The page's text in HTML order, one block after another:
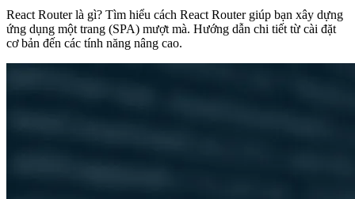
React Router là gì? Tìm hiểu cách React Router giúp bạn xây dựng
ứng dụng một trang (SPA) mượt mà. Hướng dẫn chi tiết từ cài đặt
cơ bản đến các tính năng nâng cao.